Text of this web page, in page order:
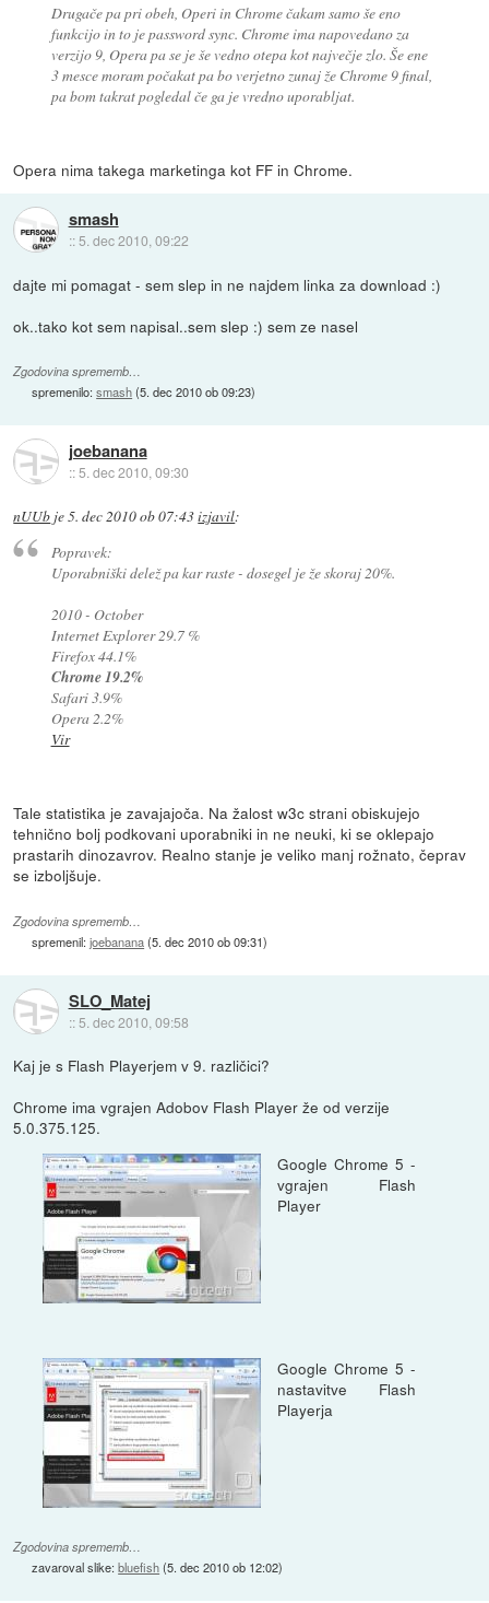
Drugače pa pri obeh, Operi in Chrome čakam samo še eno
funkcijo in to je password sync. Chrome ima napovedano za
verzijo 9, Opera pa se je še vedno otepa kot največje zlo. Še ene
3 mesce moram počakat pa bo verjetno zunaj že Chrome 9 final,
pa bom takrat pogledal če ga je vredno uporabljat.
Opera nima takega marketinga kot FF in Chrome.
smash
:: 5. dec 2010, 09:22
dajte mi pomagat - sem slep in ne najdem linka za download :)
ok..tako kot sem napisal..sem slep :) sem ze nasel
Zgodovina sprememb…
spremenilo:smash(5. dec 2010 ob 09:23)
joebanana
::5. dec 2010, 09:30
nUUb je5. dec 2010 ob 07:43izjavil:
Popravek:
Uporabniški delež pa kar raste - dosegel je že skoraj 20%.
2010 - October
Internet Explorer 29.7 %
Firefox 44.1%
Chrome 19.2%
Safari 3.9%
Opera 2.2%
Vir
Tale statistika je zavajajoča. Na žalost w3c strani obiskujejo
tehnično bolj podkovani uporabniki in ne neuki, ki se oklepajo
prastarih dinozavrov. Realno stanje je veliko manj rožnato, čeprav
se izboljšuje.
Zgodovina sprememb…
spremenil:joebanana(5. dec 2010 ob 09:31)
SLO_Matej
:: 5. dec 2010, 09:58
Kaj je s Flash Playerjem v 9. različici?
Chrome ima vgrajen Adobov Flash Player že od verzije
5.0.375.125.
Google Chrome 5 -
vgrajen Flash
Player
Google Chrome 5 -
nastavitve Flash
Playerja
Zgodovina sprememb…
zavaroval slike:bluefish(5. dec 2010 ob 12:02)